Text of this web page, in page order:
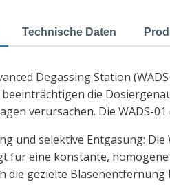
Technische Daten
Degassing Station
beeinträchtigen die
verursachen. Die WADS-
und selektive Entgasung: Die
für eine konstante,
die gezielte